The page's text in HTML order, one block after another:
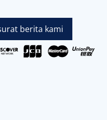
berita kami